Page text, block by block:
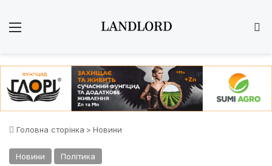
Головна сторінка > Новини
Новини Політика